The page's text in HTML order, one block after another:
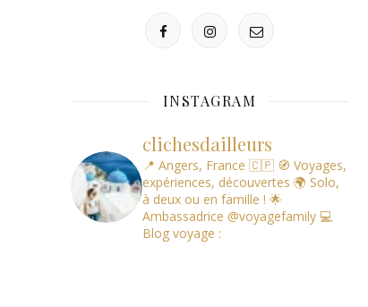
INSTAGRAM
clichesdailleurs
📍 Angers, France 🇨🇵 🧭 Voyages,
expériences, découvertes 🌍 Solo,
à deux ou en famille ! 🌟
Ambassadrice @voyagefamily 💻
Blog voyage :